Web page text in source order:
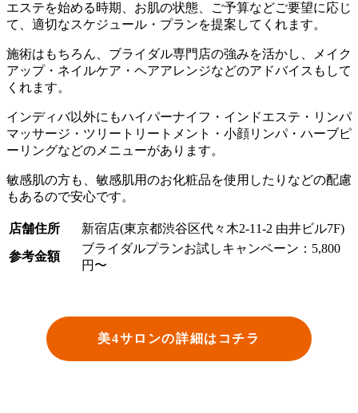
エステを始める時期、お肌の状態、ご予算などご要望に応じ
て、適切なスケジュール・プランを提案してくれます。
施術はもちろん、ブライダル専門店の強みを活かし、メイク
アップ・ネイルケア・ヘアアレンジなどのアドバイスもして
くれます。
インディバ以外にもハイパーナイフ・インドエステ・リンパ
マッサージ・ツリートリートメント・小顔リンパ・ハーブピ
ーリングなどのメニューがあります。
敏感肌の方も、敏感肌用のお化粧品を使用したりなどの配慮
もあるので安心です。
店舗住所 新宿店(東京都渋谷区代々木2-11-2 由井ビル7F)
参考金額
ブライダルプランお試しキャンペーン：5,800
円〜
美4サロンの詳細はコチラ